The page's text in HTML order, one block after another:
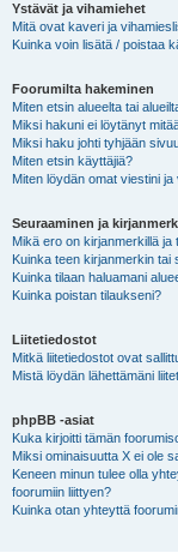
Ystävät ja vihamiehet
Mitä ovat kaveri ja
Kuinka voin lisätä / poistaa
Foorumilta hakeminen
Miten etsin alueelta tai
Miksi hakuni ei löytänyt
Miksi haku johti tyhjään
Miten etsin käyttäjiä?
Miten löydän omat viestini ja
Seuraaminen ja
Mikä ero on kirjanmerkillä ja
Kuinka teen kirjanmerkin tai
Kuinka tilaan haluamani
Kuinka poistan tilaukseni?
Liitetiedostot
Mitkä liitetiedostot ovat
Mistä löydän lähettämäni
phpBB -asiat
Kuka kirjoitti tämän
Miksi ominaisuutta X ei ole
Keneen minun tulee olla
foorumiin liittyen?
Kuinka otan yhteyttä